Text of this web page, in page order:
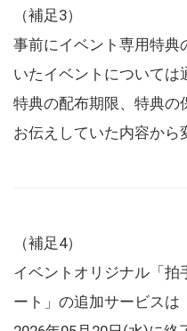
（補足3）
事前にイベント専用特典
いたイベントについては
特典の配布期限、特典の
お伝えしていた内容から
（補足4）
イベントオリジナル「拍
ート」の追加サービスは